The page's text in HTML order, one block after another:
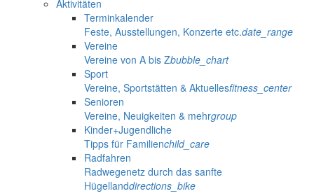
Aktivitäten
Terminkalender
Feste, Ausstellungen, Konzerte etc.date_range
Vereine
Vereine von A bis Zbubble_chart
Sport
Vereine, Sportstätten & Aktuellesfitness_center
Senioren
Vereine, Neuigkeiten & mehrgroup
Kinder+Jugendliche
Tipps für Familienchild_care
Radfahren
Radwegenetz durch das sanfte
Hügellanddirections_bike